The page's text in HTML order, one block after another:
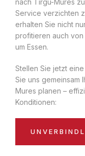
nach Tirgu-Mures
Service verzichten
erhalten Sie nicht
profitieren auch von
um Essen.
Stellen Sie jetzt eine
Sie uns gemeinsam
Mures planen –
Konditionen: